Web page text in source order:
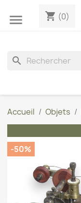
 shopping_cart (0)
search
Accueil Objets
-50%